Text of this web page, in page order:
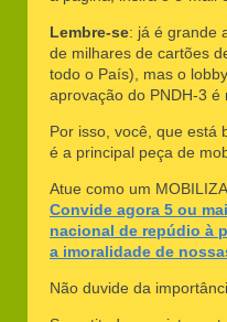
Lembre-se: já é grande
de milhares de cartões
todo o País), mas o
aprovação do PNDH-3 é
Por isso, você, que está
é a principal peça de
Atue como um
Convide agora 5 ou
nacional de repúdio à
a imoralidade de
Não duvide da